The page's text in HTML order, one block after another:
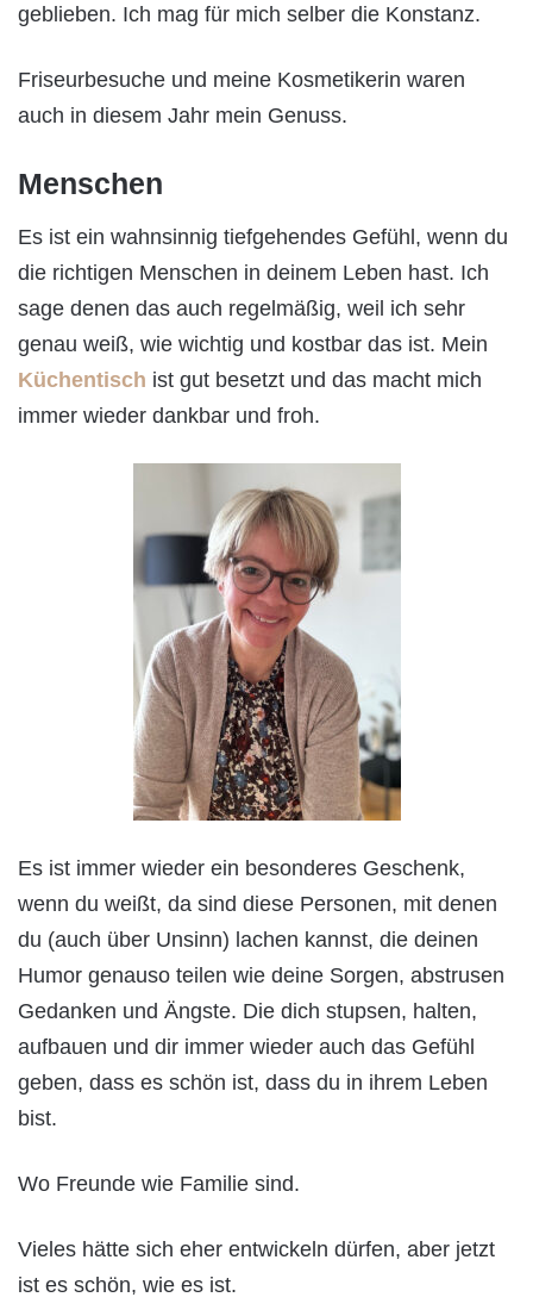
geblieben. Ich mag für mich selber die Konstanz.
Friseurbesuche und meine Kosmetikerin waren
auch in diesem Jahr mein Genuss.
Menschen
Es ist ein wahnsinnig tiefgehendes Gefühl, wenn du
die richtigen Menschen in deinem Leben hast. Ich
sage denen das auch regelmäßig, weil ich sehr
genau weiß, wie wichtig und kostbar das ist. Mein
Küchentisch ist gut besetzt und das macht mich
immer wieder dankbar und froh.
Es ist immer wieder ein besonderes Geschenk,
wenn du weißt, da sind diese Personen, mit denen
du (auch über Unsinn) lachen kannst, die deinen
Humor genauso teilen wie deine Sorgen, abstrusen
Gedanken und Ängste. Die dich stupsen, halten,
aufbauen und dir immer wieder auch das Gefühl
geben, dass es schön ist, dass du in ihrem Leben
bist.
Wo Freunde wie Familie sind.
Vieles hätte sich eher entwickeln dürfen, aber jetzt
ist es schön, wie es ist.